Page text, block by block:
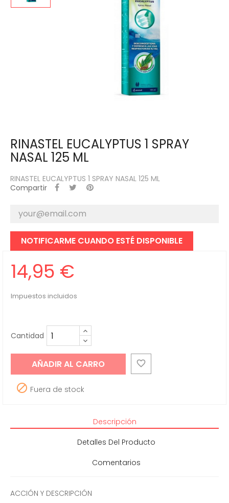
RINASTEL EUCALYPTUS 1 SPRAY
NASAL 125 ML
RINASTEL EUCALYPTUS 1 SPRAY NASAL 125 ML
Compartir
NOTIFICARME CUANDO ESTÉ DISPONIBLE
14,95 €
Impuestos incluidos
Cantidad
AÑADIR AL CARRO 
 Fuera de stock
Descripción
Detalles Del Producto
Comentarios
ACCIÓN Y DESCRIPCIÓN